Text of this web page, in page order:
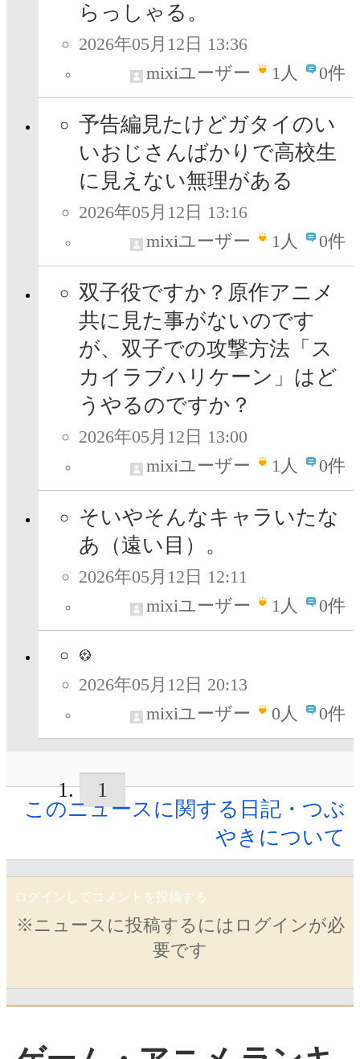
らっしゃる。
2026年05月12日 13:36
mixiユーザー
1人 0件
予告編見たけどガタイのい
いおじさんばかりで高校生
に見えない無理がある
2026年05月12日 13:16
mixiユーザー
1人 0件
双子役ですか？原作アニメ
共に見た事がないのです
が、双子での攻撃方法「ス
カイラブハリケーン」はど
うやるのですか？
2026年05月12日 13:00
mixiユーザー
1人 0件
そいやそんなキャラいたな
あ（遠い目）。
2026年05月12日 12:11
mixiユーザー
1人 0件
2026年05月12日 20:13
mixiユーザー
0人 0件
1
このニュースに関する日記・つぶ
やきについて
ログインしてコメントを投稿する
※ニュースに投稿するにはログインが必
要です